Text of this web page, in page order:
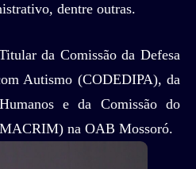
dentre outras.
da Comissão da Defesa
Autismo (CODEDIPA), da
e da Comissão do
na OAB Mossoró.